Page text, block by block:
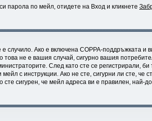
парола по мейл, отидете на Вход и кликнете
Ако е включена COPPA-поддръжката и
това не е вашия случай, сигурно вашия
След като сте се регистрирали,
с инструкции. Ако не сте, сигурни ли сте, че
сигурен, че мейл адреса ви е правилен, най-